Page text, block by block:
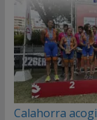
Calahorra